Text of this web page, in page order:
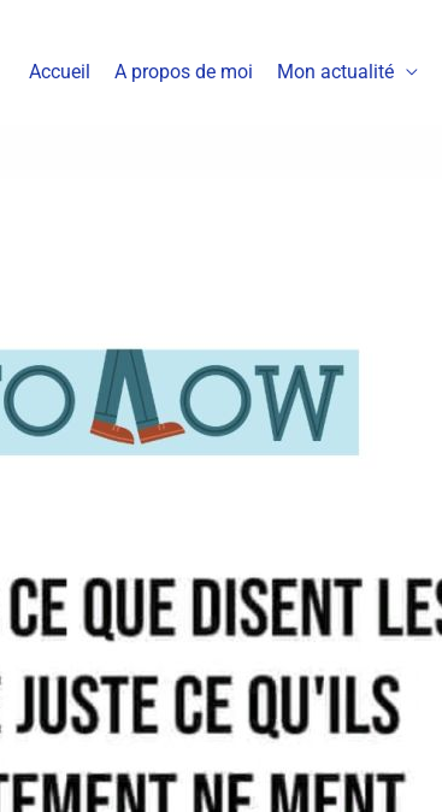
Accueil A propos de moi Mon actualité